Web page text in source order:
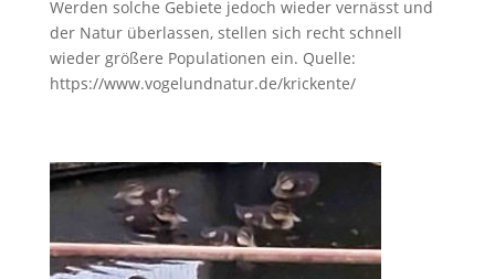
Werden solche Gebiete jedoch wieder vernässt und
der Natur überlassen, stellen sich recht schnell
wieder größere Populationen ein. Quelle:
https://www.vogelundnatur.de/krickente/